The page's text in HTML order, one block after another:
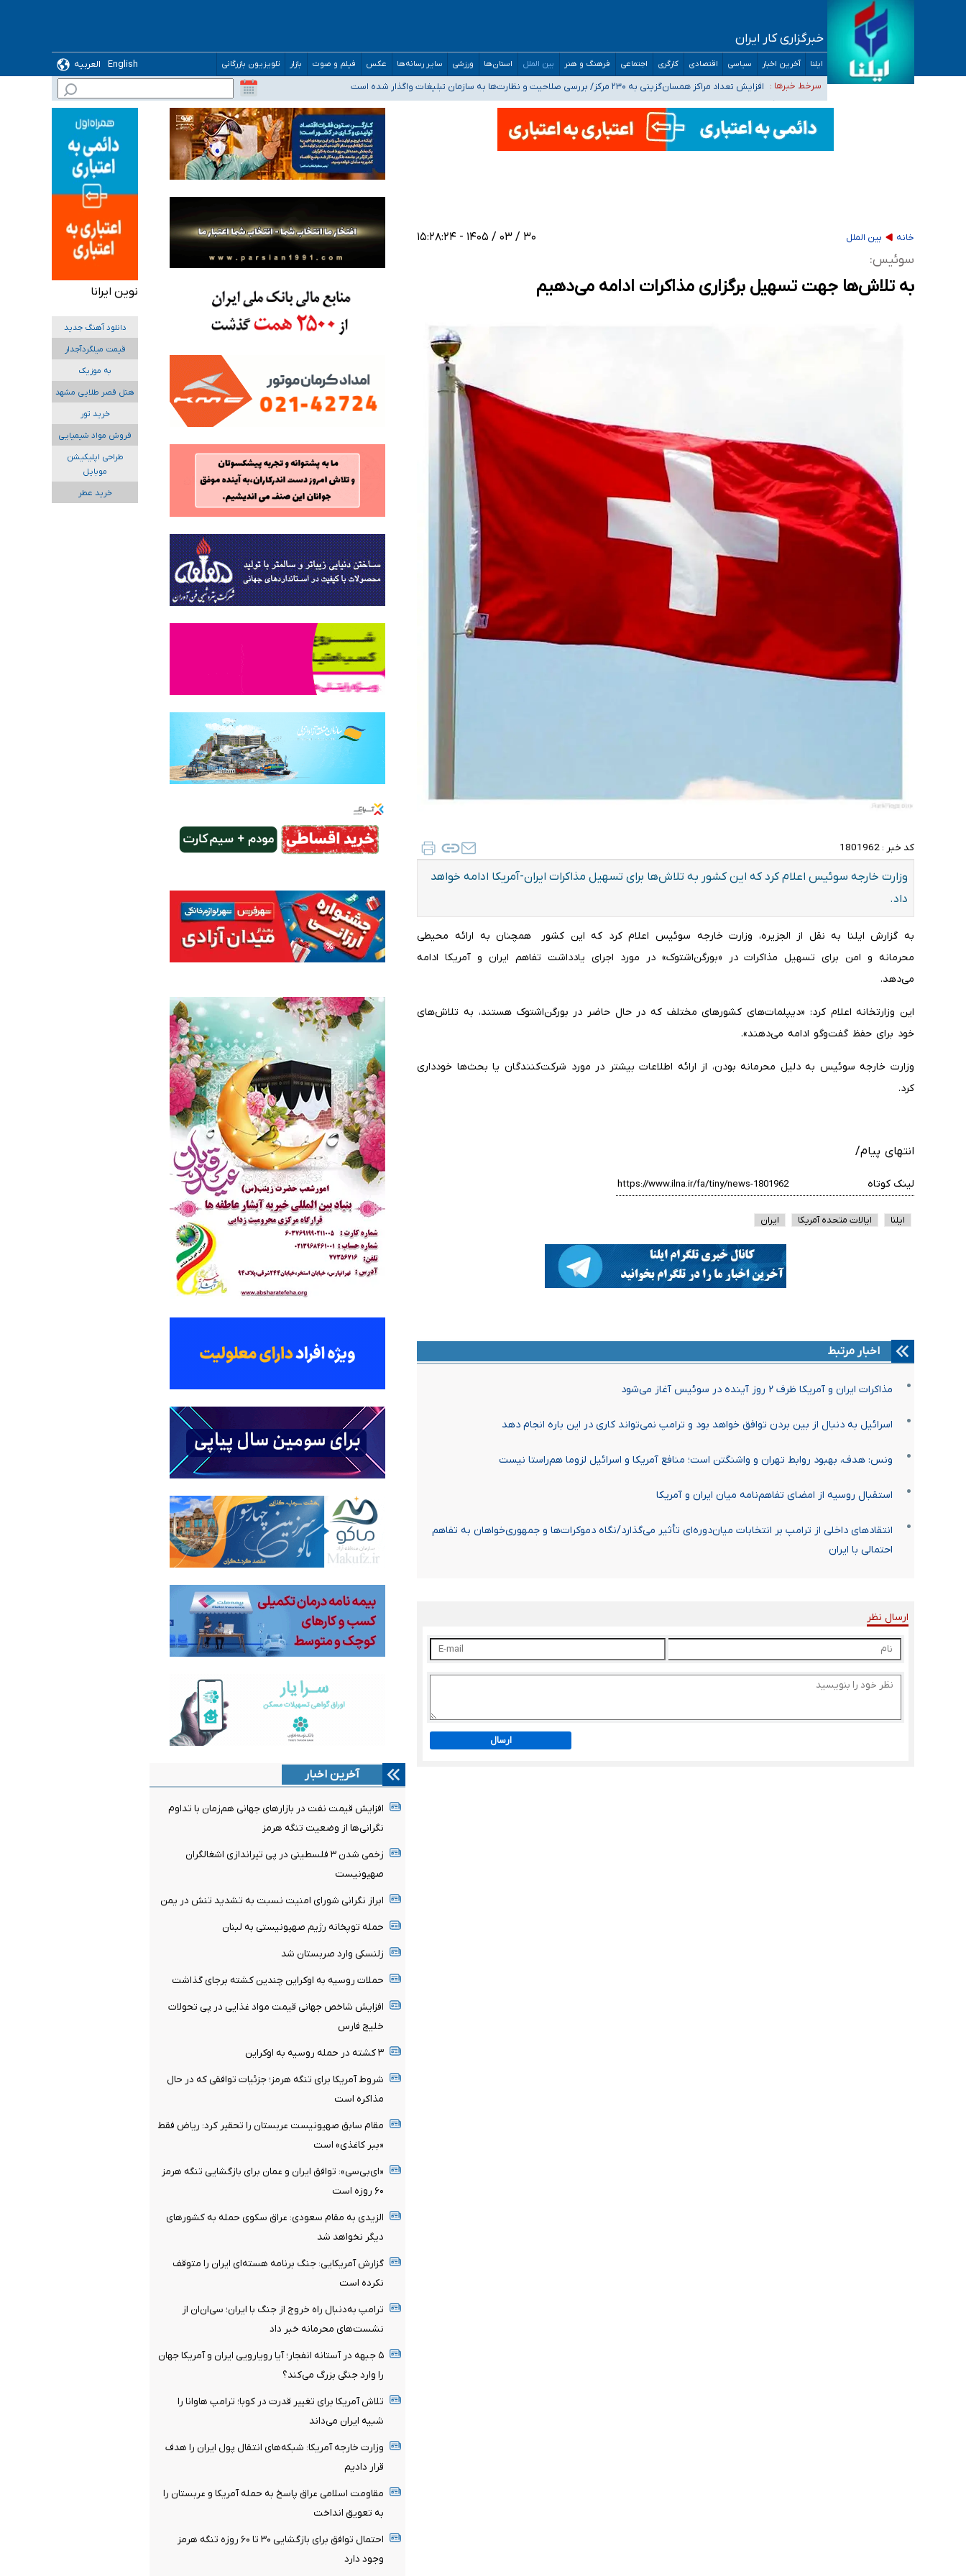
خبرگزاری کار ایران
ایلنا آخرین اخبار سیاسی اقتصادی کارگری اجتماعی فرهنگ و هنر بین الملل استان‌ها ورزشی سایر رسانه‌ها عکس فیلم و صوت بازار تلویزیون بازرگانی English
العربیه
سرخط خبرها :
ضرورت آموزش حریم خصوصی در فضای آنلاین در مدارس/ هزینه‌های سنگین اجتماعی انتشار تصاویر خصوصی برای قربانیان/ سوءاستفاده
مجرمان از ترس رسواییافزایش تعداد مراکز همسان‌گزینی به ۲۳۰ مرکز/ بررسی صلاحیت و نظارت‌ها به سازمان تبلیغات واگذار شده است
۴۰ تا ۵۰ روز گرمای نسبی در پیش داریم/ دمای تهران به ۳۸ درجه می‌رسد
موضع وزارت بهداشت درباره ظرفیت پزشکی کنکور ۱۴۰۵: خواستار اصلاح ظرفیت‌ها هستیم، اما هنوز پاسخ مشخصی نگرفته‌ایم
تعویق آزمون ورودی دکترای تخصصی فرماندهی صحنه عملیات و دکترای تخصصی جغرافیای نظامی دافوس آجا
خانه بین الملل ۳۰ / ۰۳ / ۱۴۰۵ - ۱۵:۲۸:۲۴
سوئیس:
به تلاش‌ها جهت تسهیل برگزاری مذاکرات ادامه می‌دهیم
کد خبر : 1801962
وزارت خارجه سوئیس اعلام کرد که این کشور به تلاش‌ها برای تسهیل مذاکرات ایران-آمریکا ادامه خواهد
داد.
به گزارش ایلنا به نقل از الجزیره، وزارت خارجه سوئیس اعلام کرد که این کشور همچنان به ارائه محیطی
محرمانه و امن برای تسهیل مذاکرات در «بورگن‌اشتوک» در مورد اجرای یادداشت تفاهم ایران و آمریکا ادامه
می‌دهد.
این وزارتخانه اعلام کرد:‌ «دیپلمات‌های کشورهای مختلف که در حال حاضر در بورگن‌اشتوک هستند، به تلاش‌های
خود برای حفظ گفت‌وگو ادامه می‌دهند».
وزارت خارجه سوئیس به دلیل محرمانه بودن، از ارائه اطلاعات بیشتر در مورد شرکت‌کنندگان یا بحث‌ها خودداری
کرد.
انتهای پیام/
لینک کوتاه
ایلنا ایالات متحده آمریکا ایران
اخبار مرتبط
مذاکرات ایران و آمریکا ظرف ۲ روز آینده در سوئیس آغاز می‌شود
اسرائیل به دنبال از بین بردن توافق خواهد بود و ترامپ نمی‌تواند کاری در این باره انجام دهد
ونس: هدف، بهبود روابط تهران و واشنگتن است؛ منافع آمریکا و اسرائیل لزوما هم‌راستا نیست
استقبال روسیه از امضای تفاهم‌نامه میان ایران و آمریکا
انتقادهای داخلی از ترامپ بر انتخابات میان‌دوره‌ای تأثیر می‌گذارد/نگاه دموکرات‌ها و جمهوری‌خواهان به تفاهم
احتمالی با ایران
ارسال نظر
ارسال
آخرین اخبار
افزایش قیمت نفت در بازارهای جهانی هم‌زمان با تداوم
نگرانی‌ها از وضعیت تنگه هرمز
زخمی شدن ۳ فلسطینی در پی تیراندازی اشغالگران
صهیونیست
ابراز نگرانی شورای امنیت نسبت به تشدید تنش در یمن
حمله توپخانه رژیم صهیونیستی به لبنان
زلنسکی وارد صربستان شد
حملات روسیه به اوکراین چندین کشته برجای گذاشت
افزایش شاخص جهانی قیمت مواد غذایی در پی تحولات
خلیج فارس
۳ کشته در حمله روسیه به اوکراین
شروط آمریکا برای تنگه هرمز؛ جزئیات توافقی که در حال
مذاکره است
مقام سابق صهیونیست عربستان را تحقیر کرد: ریاض فقط
«ببر کاغذی» است
«ای‌بی‌سی»: توافق ایران و عمان برای بازگشایی تنگه هرمز
۶۰ روزه است
الزیدی به مقام سعودی: عراق سکوی حمله به کشورهای
دیگر نخواهد شد
گزارش آمریکایی: جنگ برنامه هسته‌ای ایران را متوقف
نکرده است
ترامپ به‌دنبال راه خروج از جنگ با ایران؛ سی‌ان‌ان از
نشست‌های محرمانه خبر داد
۵ جبهه در آستانه انفجار؛ آیا رویارویی ایران و آمریکا جهان
را وارد جنگی بزرگ می‌کند؟
تلاش آمریکا برای تغییر قدرت در کوبا؛ ترامپ هاوانا را
شبیه ایران می‌داند
وزارت خارجه آمریکا: شبکه‌های انتقال پول ایران را هدف
قرار دادیم
مقاومت اسلامی عراق پاسخ به حمله آمریکا و عربستان را
به تعویق انداخت
احتمال توافق برای بازگشایی ۳۰ تا ۶۰ روزه تنگه هرمز
وجود دارد
نوین ایرانا
دانلود آهنگ جدید
قیمت میلگردآجدار
به موزیک
هتل قصر طلایی مشهد
خرید تور
فروش مواد شیمیایی
طراحی اپلیکیشن
موبایل
خرید عطر